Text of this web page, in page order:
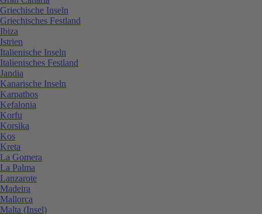
Griechische Inseln
Griechisches Festland
Ibiza
Istrien
Italienische Inseln
Italienisches Festland
Jandia
Kanarische Inseln
Karpathos
Kefalonia
Korfu
Korsika
Kos
Kreta
La Gomera
La Palma
Lanzarote
Madeira
Mallorca
Malta (Insel)